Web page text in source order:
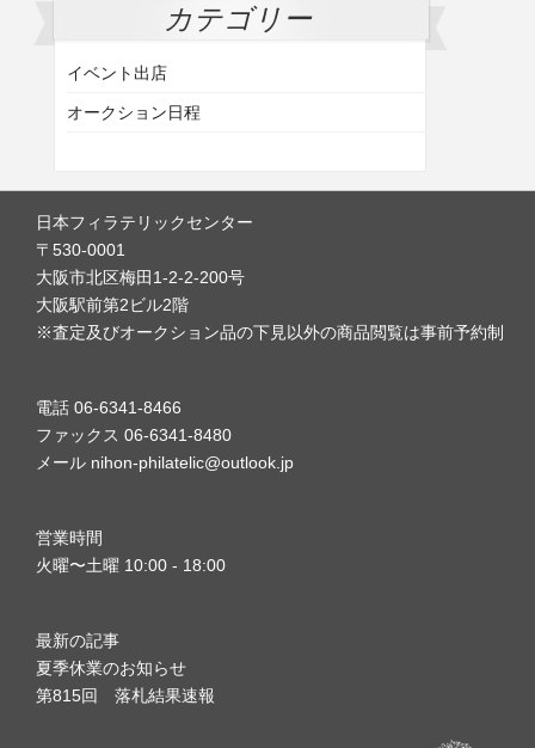
カテゴリー
イベント出店
オークション日程
日本フィラテリックセンター
〒530-0001
大阪市北区梅田1-2-2-200号
大阪駅前第2ビル2階
※査定及びオークション品の下見以外の商品閲覧は事前予約制
電話 06-6341-8466
ファックス 06-6341-8480
メール nihon-philatelic@outlook.jp
営業時間
火曜〜土曜 10:00 - 18:00
最新の記事
夏季休業のお知らせ
第815回 落札結果速報